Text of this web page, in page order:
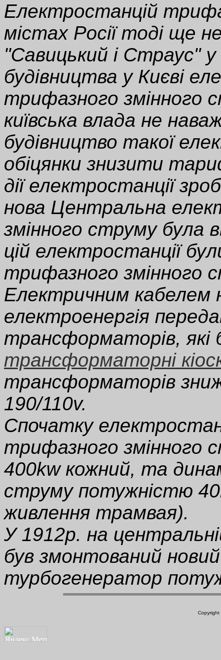
Електростанцій
містах Росії тоді ще
"Савицький і Страус"
будівництва у Києві
трифазного змінного
київська влада не
будівництво такої
обіцянки знизити
дії електростанції
нова Центральна
змінного струму була
цій електростанції
трифазного змінного
Електричним кабелем
електроенергія
трансформаторів, які
трансформаторні
трансформаторів
190/110v.
Спочатку
трифазного змінного
400kw кожний, та
струму потужністю
живлення трамвая).
У 1912р. на
був змонтований
турбогенератор